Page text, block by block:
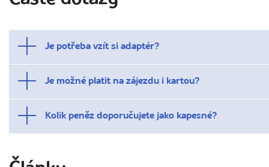
Je potřeba vzít si adaptér?
Je možné platit na zájezdu i kartou?
Kolik peněz doporučujete jako kapesné?